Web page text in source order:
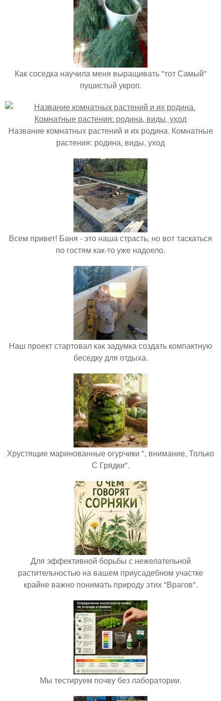
Как соседка научила меня выращивать "тот Самый"
пушистый укроп.
Название комнатных растений и их родина. Комнатные
растения: родина, виды, уход
Всем привет! Баня - это наша страсть, но вот таскаться
по гостям как-то уже надоело.
Наш проект стартовал как задумка создать компактную
беседку для отдыха.
Хрустящие маринованные огурчики ", внимание, Только
С Грядки".
Для эффективной борьбы с нежелательной
растительностью на вашем приусадебном участке
крайне важно понимать природу этих "Врагов".
Мы тестируем почву без лаборатории.